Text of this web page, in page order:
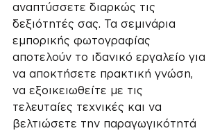
αναπτύσσετε διαρκώς τις
δεξιότητές σας. Τα σεμινάρια
εμπορικής φωτογραφίας
αποτελούν το ιδανικό εργαλείο για
να αποκτήσετε πρακτική γνώση,
να εξοικειωθείτε με τις
τελευταίες τεχνικές και να
βελτιώσετε την παραγωγικότητά